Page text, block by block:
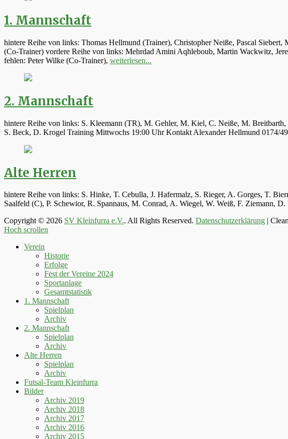
1. Mannschaft
hintere Reihe von links: Thomas Hellmund (Trainer), Christopher Neiße, Pascal
(Co-Trainer) vordere Reihe von links: Mehrdad Amini Aqhleboub, Martin Wackwitz,
fehlen: Peter Wilke (Co-Trainer), weiterlesen...
2. Mannschaft
hintere Reihe von links: S. Kleemann (TR), M. Gehler, M. Kiel, C. Neiße, M.
S. Beck, D. Krogel Training Mittwochs 19:00 Uhr Kontakt Alexander Hellmund 0174/
Alte Herren
hintere Reihe von links: S. Hinke, T. Cebulla, J. Hafermalz, S. Rieger, A. Gorges, T.
Saalfeld (C), P. Schewior, R. Spannaus, M. Conrad, A. Wiegel, W. Weiß, F. Ziemann,
Copyright © 2026 SV Kleinfurra e.V.. All Rights Reserved. Datenschutzerklärung |
Hoch scrollen
Verein
Historie
Erfolge
Fest der Vereine 2024
Sportanlage
Gesamtstatistik
1. Mannschaft
Spielplan
Archiv
2. Mannschaft
Spielplan
Archiv
Alte Herren
Spielplan
Archiv
Futsal-Team Kleinfurra
Bilder
Archiv 2019
Archiv 2018
Archiv 2017
Archiv 2016
Archiv 2015